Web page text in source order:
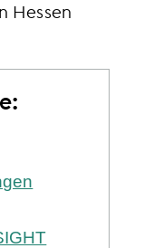
Hessen